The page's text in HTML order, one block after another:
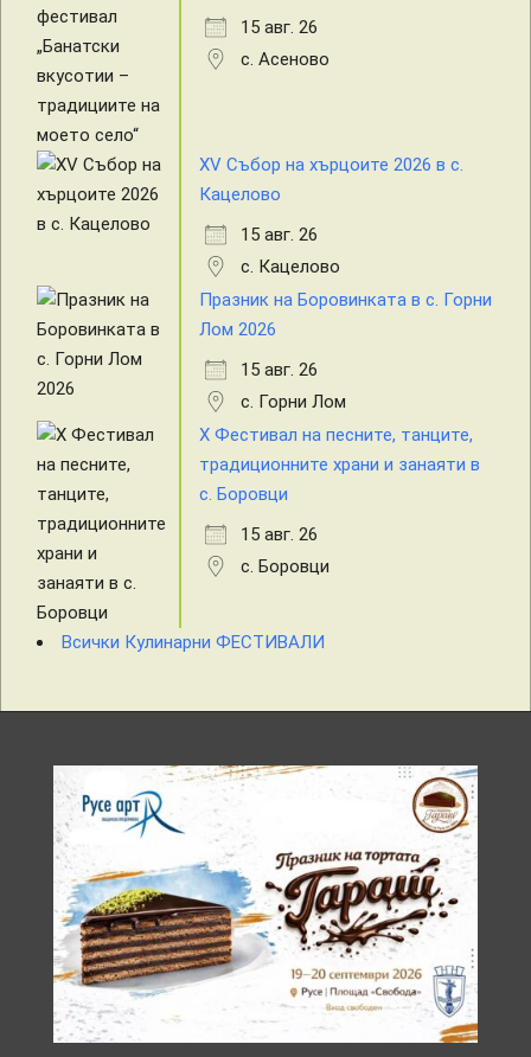
15 авг. 26
с. Асеново
XV Събор на хърцоите 2026 в с.
Кацелово
15 авг. 26
с. Кацелово
Празник на Боровинката в с. Горни
Лом 2026
15 авг. 26
с. Горни Лом
X Фестивал на песните, танците,
традиционните храни и занаяти в
с. Боровци
15 авг. 26
с. Боровци
Всички Кулинарни ФЕСТИВАЛИ